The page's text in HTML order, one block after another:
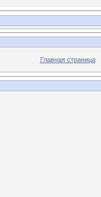
Главная страница